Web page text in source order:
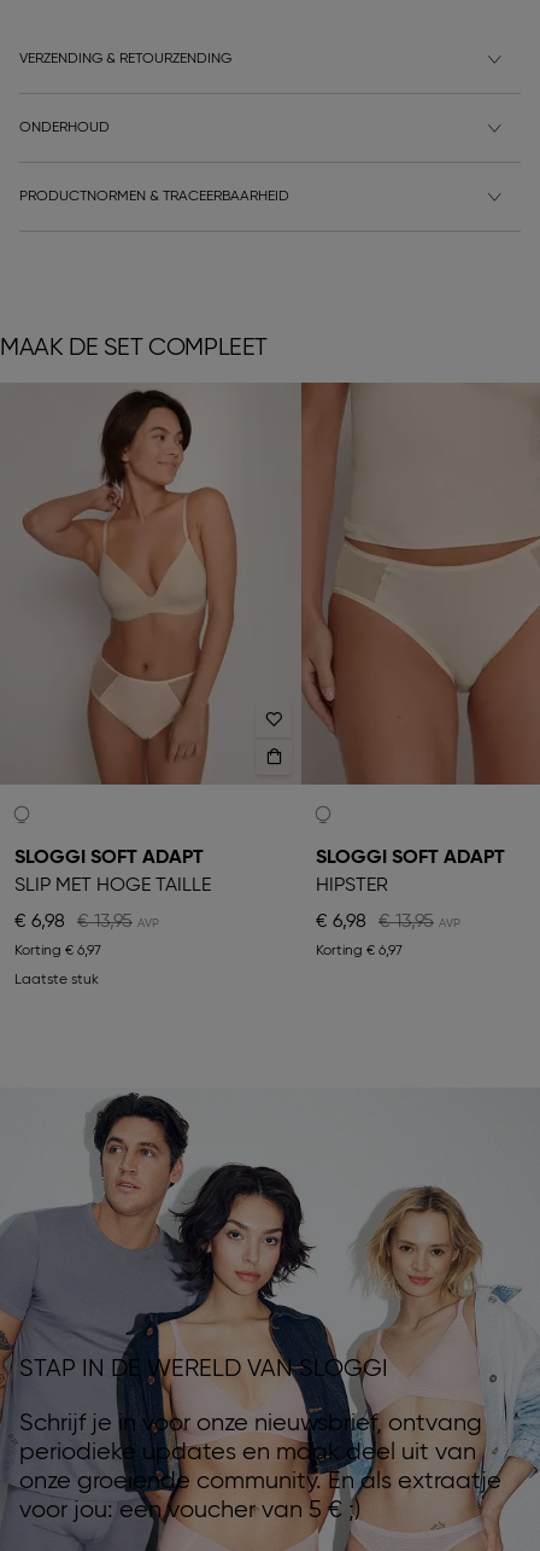
VERZENDING & RETOURZENDING
ONDERHOUD
PRODUCTNORMEN & TRACEERBAARHEID
MAAK DE SET COMPLEET
SLOGGI SOFT ADAPT
SLIP MET HOGE TAILLE
€ 6,98
€ 13,95
Korting € 6,97
Laatste stuk
SLOGGI SOFT ADAPT
HIPSTER
€ 6,98
€ 13,95
Korting € 6,97
STAP IN DE WERELD VAN SLOGGI
Schrijf je in voor onze nieuwsbrief, ontvang
periodieke updates en maak deel uit van
onze groeiende community. En als extraatje
voor jou: een voucher van 5 € ;)